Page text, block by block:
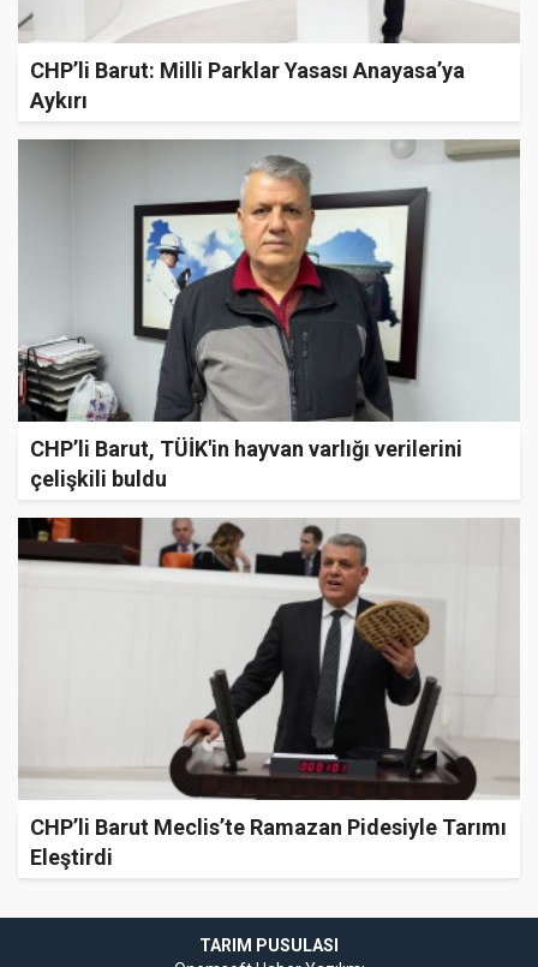
CHP’li Barut: Milli Parklar Yasası Anayasa’ya
Aykırı
CHP’li Barut, TÜİK'in hayvan varlığı verilerini
çelişkili buldu
CHP’li Barut Meclis’te Ramazan Pidesiyle Tarımı
Eleştirdi
TARIM PUSULASI